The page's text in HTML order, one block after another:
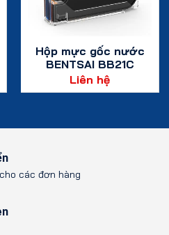
Hộp mực gốc nước
BENTSAI BB21C
Màu lục lam –
42ml
Liên hệ
các đơn hàng